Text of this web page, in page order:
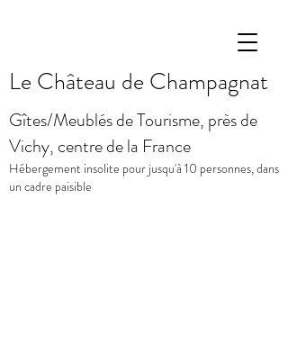
Le Château de Champagnat
Gîtes/Meublés de Tourisme, près de
Vichy, centre de la France
Hébergement insolite pour jusqu'à 10 personnes, dans
un cadre paisible